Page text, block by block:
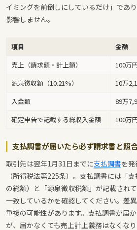
イミングを前倒しにしているだけ」であ
影響しません。
項目
金額
売上（請求額・計上額）
100万
源泉徴収額（10.21%）
10万
入金額
89万
確定申告で記載する総収入金額
100万
支払調書が届いたら必ず請求書と照
取引先は翌年1月31日までに支払調書を
（所得税法第225条）。支払調書には「
の総額）と「源泉徴収税額」が記載され
一致しているかを確認してください。差
重複の可能性があります。支払調書が届
が、届かなくても売上計上義務はなくな